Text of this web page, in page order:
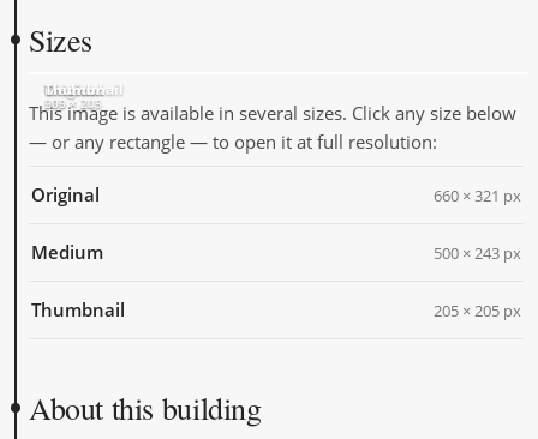
Sizes
Original
660 × 321
Medium
500 × 243
Thumbnail
205 × 205
This image is available in several sizes. Click any size below
— or any rectangle — to open it at full resolution:
Original 660 × 321 px
Medium 500 × 243 px
Thumbnail 205 × 205 px
About this building